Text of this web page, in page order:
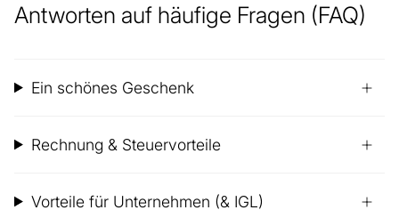
Antworten auf häufige Fragen (FAQ)
Ein schönes Geschenk
Rechnung & Steuervorteile
Vorteile für Unternehmen (& IGL)